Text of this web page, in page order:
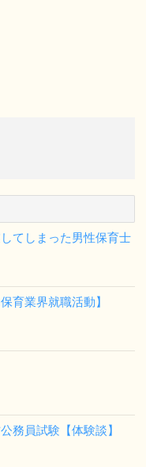
てしまった男性保育士
育業界就職活動】
務員試験【体験談】